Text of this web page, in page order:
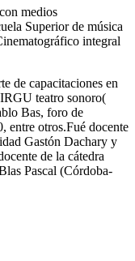
medios
Superior de música
integral
de capacitaciones en
teatro sonoro(
Bas, foro de
otros.Fué docente
Gastón Dachary y
de la cátedra
Pascal (Córdoba-